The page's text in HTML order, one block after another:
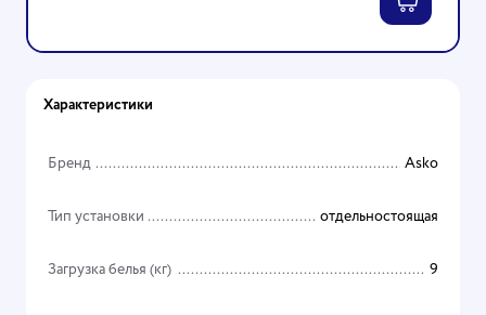
Характеристики
Бренд Asko
Тип установки отдельностоящая
Загрузка белья (кг) 9